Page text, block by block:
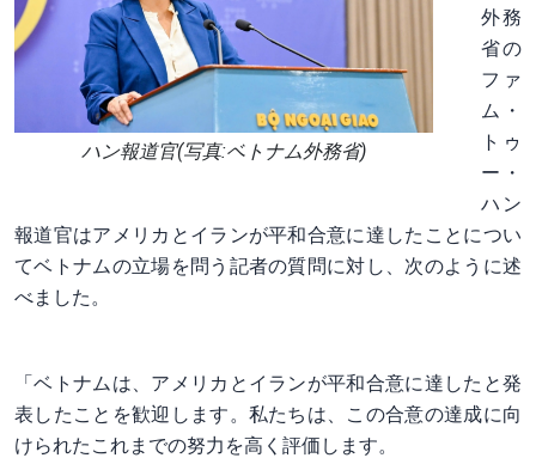
ハン報道官(写真:ベトナム外務省)
外務
省の
ファ
ム・
トゥ
ー・
ハン
報道官はアメリカとイランが平和合意に達したことについ
てベトナムの立場を問う記者の質問に対し、次のように述
べました。
「ベトナムは、アメリカとイランが平和合意に達したと発
表したことを歓迎します。私たちは、この合意の達成に向
けられたこれまでの努力を高く評価します。